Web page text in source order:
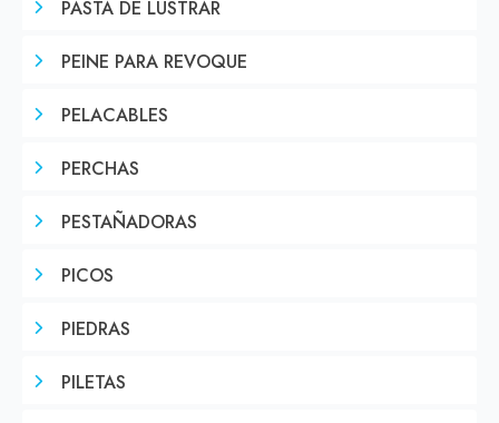
PASTA DE LUSTRAR
PEINE PARA REVOQUE
PELACABLES
PERCHAS
PESTAÑADORAS
PICOS
PIEDRAS
PILETAS